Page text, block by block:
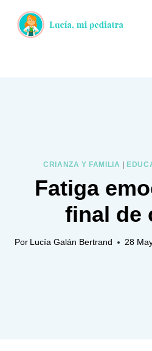
CRIANZA Y FAMILIA
Fatiga
final de
Por Lucía Galán Bertrand 28